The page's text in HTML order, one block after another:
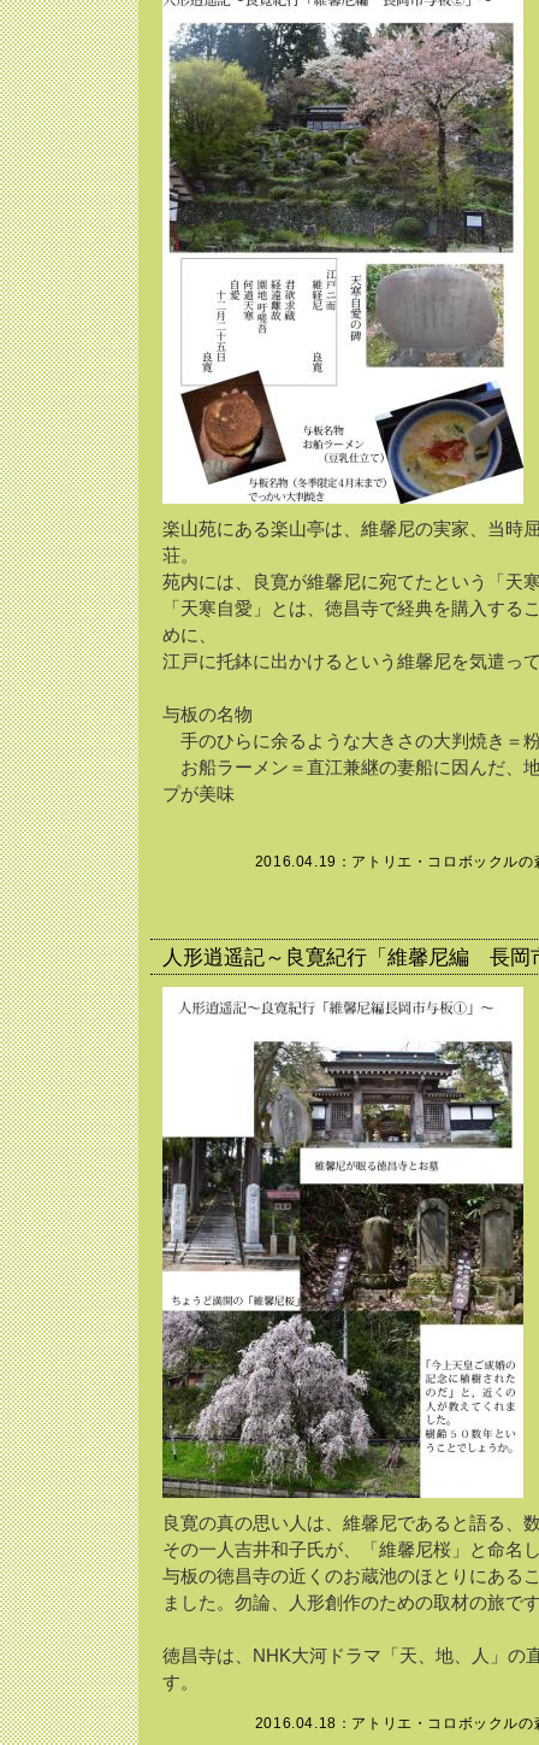
楽山苑にある楽山亭は、維馨尼の実家、当時
荘。
苑内には、良寛が維馨尼に宛てたという「天
「天寒自愛」とは、徳昌寺で経典を購入する
めに、
江戸に托鉢に出かけるという維馨尼を気遣っ
与板の名物
手のひらに余るような大きさの大判焼き＝
お船ラーメン＝直江兼継の妻船に因んだ、
プが美味
2016.04.19： アトリエ・コロボックルの
人形逍遥記～良寛紀行「維馨尼編 長
良寛の真の思い人は、維馨尼であると語る、
その一人吉井和子氏が、「維馨尼桜」と命名
与板の徳昌寺の近くのお蔵池のほとりにある
ました。勿論、人形創作のための取材の旅で
徳昌寺は、NHK大河ドラマ「天、地、人」の
す。
2016.04.18： アトリエ・コロボックルの